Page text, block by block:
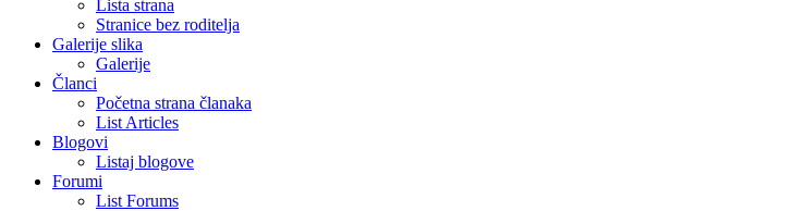
Lista strana
Stranice bez roditelja
Galerije slika
Galerije
Članci
Početna strana članaka
List Articles
Blogovi
Listaj blogove
Forumi
List Forums